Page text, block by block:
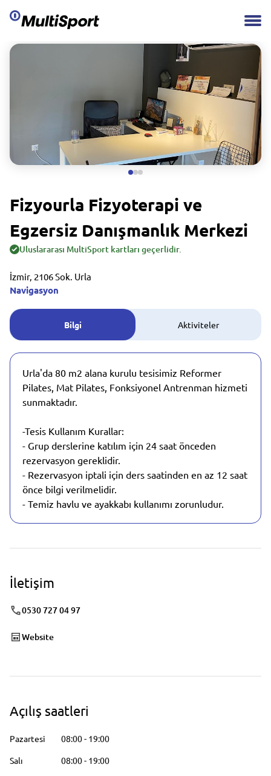
Fizyourla Fizyoterapi ve
Egzersiz Danışmanlık Merkezi
Uluslararası MultiSport kartları geçerlidir.
İzmir, 2106 Sok. Urla
Navigasyon
Bilgi Aktiviteler
Urla'da 80 m2 alana kurulu tesisimiz Reformer
Pilates, Mat Pilates, Fonksiyonel Antrenman hizmeti
sunmaktadır.
-Tesis Kullanım Kurallar:
- Grup derslerine katılım için 24 saat önceden
rezervasyon gereklidir.
- Rezervasyon iptali için ders saatinden en az 12 saat
önce bilgi verilmelidir.
- Temiz havlu ve ayakkabı kullanımı zorunludur.
İletişim
0530 727 04 97
Website
Açılış saatleri
Pazartesi 08:00- 19:00
Salı
08:00- 19:00